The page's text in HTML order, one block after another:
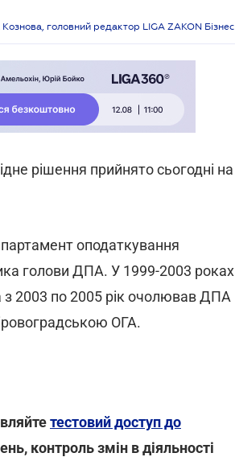
головний редактор LIGA ZAKON Бізнес
рішення прийнято сьогодні на
оподаткування
голови ДПА. У 1999-2003 роках
2003 по 2005 рік очолював ДПА
ОГА.
тестовий доступ до
контроль змін в діяльності